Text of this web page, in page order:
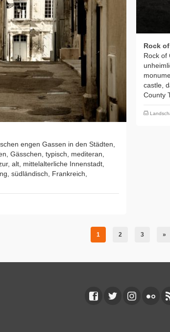
Rock
Rock of
castle,
County
engen Gassen in den Städten,
Gässchen, typisch, mediteran,
alt, mittelalterliche Innenstadt,
südländisch, Frankreich,
1 2 3 »